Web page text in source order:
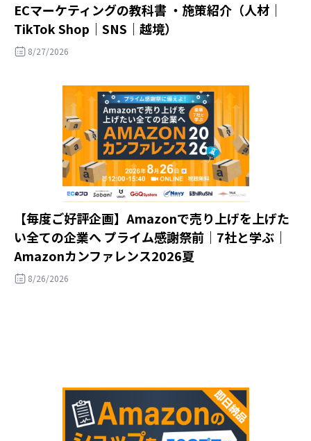
ECマーケティングの教科書 ・施策紹介（人材｜
TikTok Shop｜SNS｜越境）
8/27/2026
【毎度ご好評企画】Amazonで売り上げを上げた
い全ての企業へ プライム感謝祭前｜7社と学ぶ｜
Amazonカンファレンス2026夏
8/26/2026